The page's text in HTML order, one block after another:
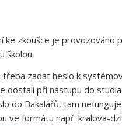
ke zkoušce je provozováno
školou.
třeba zadat heslo k
dostali při nástupu do
do Bakalářů, tam
ve formátu např. kralova-